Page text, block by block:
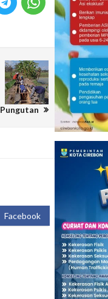
Pungutan
Facebook